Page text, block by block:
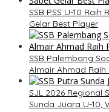
SSB PSS U-10 Raih
Gelar Best Player
SSB Palembang
Almair Ahmad
SJL 2026 Regional
Sunda Juara U-10,